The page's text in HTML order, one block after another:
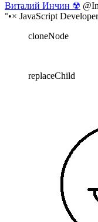
Виталий Инчин ☢
°•× JavaScript
cloneNode
replaceChild